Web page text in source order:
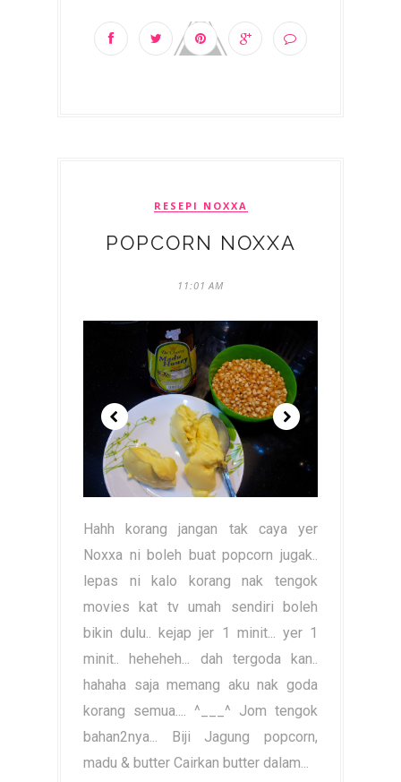
RESEPI NOXXA
POPCORN NOXXA
11:01 AM
Hahh korang jangan tak caya yer
Noxxa ni boleh buat popcorn jugak..
lepas ni kalo korang nak tengok
movies kat tv umah sendiri boleh
bikin dulu.. kejap jer 1 minit... yer 1
minit.. heheheh... dah tergoda kan..
hahaha saja memang aku nak goda
korang semua.... ^___^ Jom tengok
bahan2nya... Biji Jagung popcorn,
madu & butter Cairkan butter dalam...